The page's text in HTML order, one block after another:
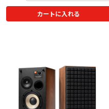
カートに入れる